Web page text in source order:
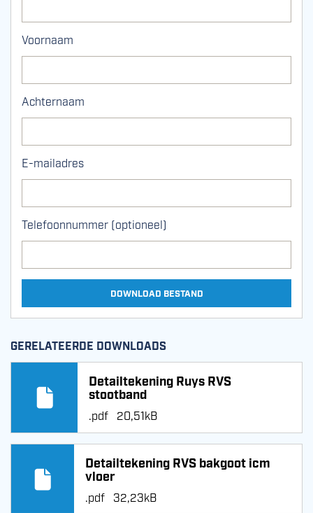
Voornaam
Achternaam
E-mailadres
Telefoonnummer (optioneel)
DOWNLOAD BESTAND
GERELATEERDE DOWNLOADS
Detailtekening Ruys RVS
stootband
.pdf 20,51kB
Detailtekening RVS bakgoot icm
vloer
.pdf 32,23kB